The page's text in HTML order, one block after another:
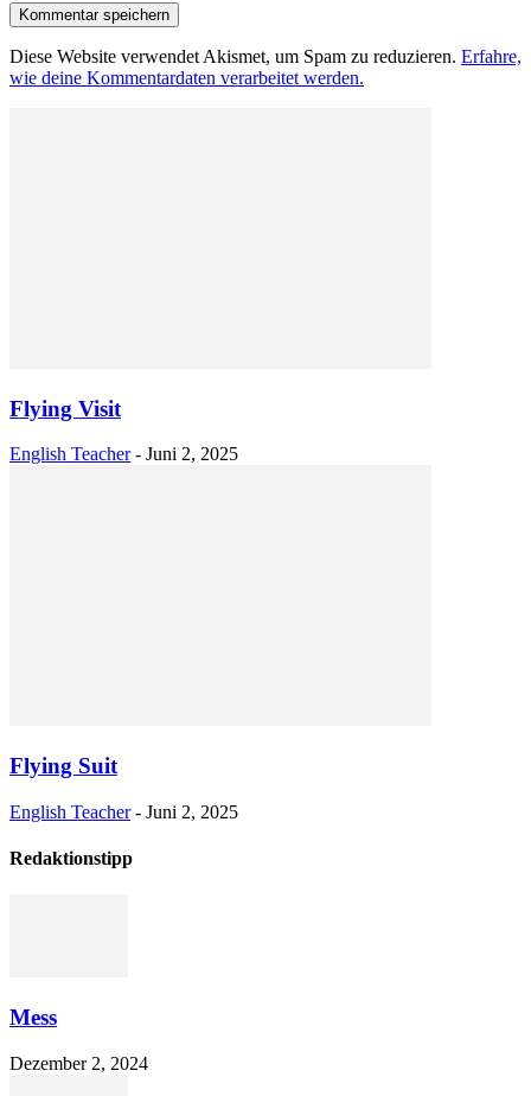
Diese Website verwendet Akismet, um Spam zu reduzieren. Erfahre,
wie deine Kommentardaten verarbeitet werden.
Flying Visit
English Teacher - Juni 2, 2025
Flying Suit
English Teacher - Juni 2, 2025
Redaktionstipp
Mess
Dezember 2, 2024